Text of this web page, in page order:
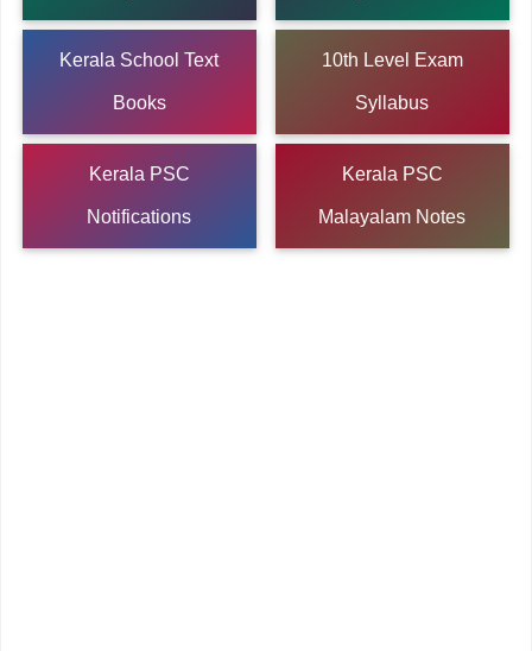
Kerala School Text
Books
10th Level Exam
Syllabus
Kerala PSC
Notifications
Kerala PSC
Malayalam Notes